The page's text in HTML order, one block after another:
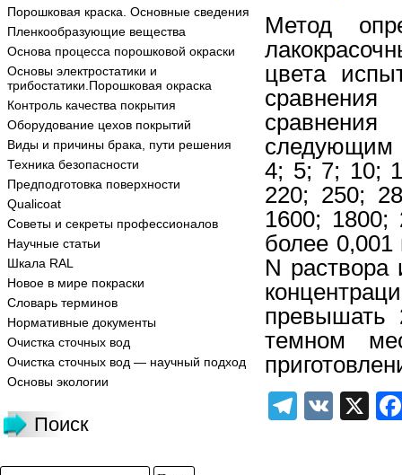
Порошковая краска. Основные сведения
Пленкообразующие вещества
Основа процесса порошковой окраски
Основы электростатики и
трибостатики.Порошковая окраска
Контроль качества покрытия
Оборудование цехов покрытий
Виды и причины брака, пути решения
Техника безопасности
Предподготовка поверхности
Qualicoat
Советы и секреты профессионалов
Научные статьи
Шкала RAL
Новое в мире покраски
Словарь терминов
Нормативные документы
Очистка сточных вод
Очистка сточных вод — научный подход
Основы экологии
Поиск
Метод
цвета
следующим
4; 5; 7; 10;
220; 250;
1600;
более 0,001
N раствора
превышать
темном
VK X